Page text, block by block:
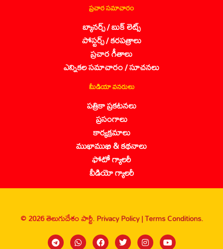
ప్రచార సమాచారం
బ్యానర్స్ / బుక్ లెట్స్
పోస్టర్స్ / కరపత్రాలు
ప్రచార గీతాలు
ఎన్నికల సమాచారం / సూచనలు
మీడియా వనరులు
పత్రికా ప్రకటనలు
ప్రసంగాలు
కార్యక్రమాలు
ముఖాముఖి & కథనాలు
ఫోటో గ్యాలరీ
వీడియో గ్యాలరీ
© 2026 తెలుగుదేశం పార్టీ.Privacy Policy |Terms Conditions.